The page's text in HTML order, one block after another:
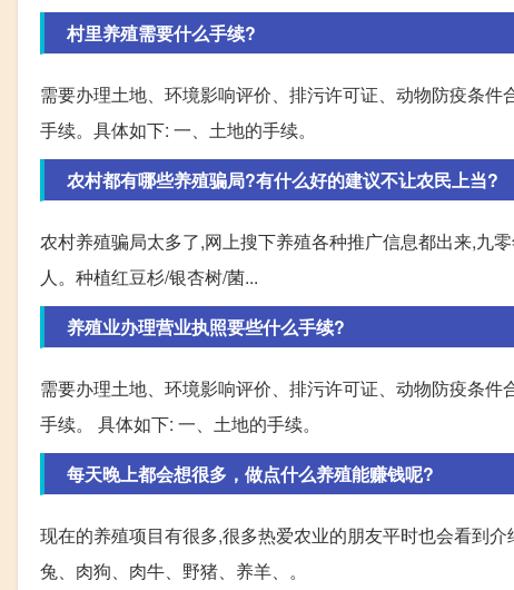
村里养殖需要什么手续?
需要办理土地、环境影响评价、排污许可证、动物防疫条
手续。具体如下: 一、土地的手续。
农村都有哪些养殖骗局?有什么好的建议不让农民上当?
农村养殖骗局太多了,网上搜下养殖各种推广信息都出来,九
人。种植红豆杉/银杏树/菌...
养殖业办理营业执照要些什么手续?
需要办理土地、环境影响评价、排污许可证、动物防疫条
手续。 具体如下: 一、土地的手续。
每天晚上都会想很多，做点什么养殖能赚钱呢?
现在的养殖项目有很多,很多热爱农业的朋友平时也会看到
兔、肉狗、肉牛、野猪、养羊、。